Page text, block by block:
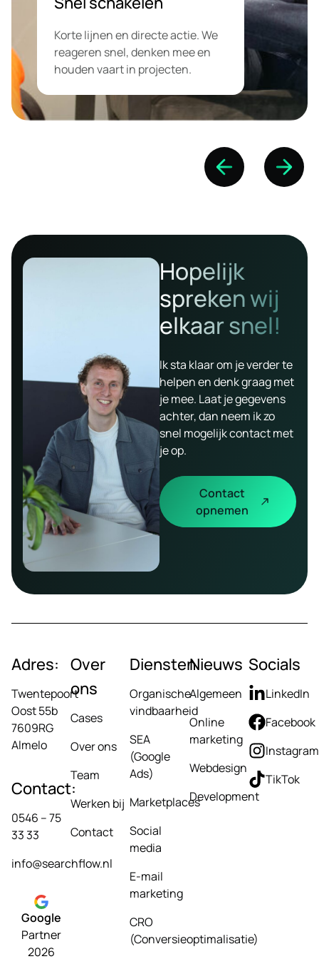
Korte lijnen en directe actie. We
reageren snel, denken mee en
houden vaart in projecten.
Hopelijk
spreken wij
elkaar snel!
Ik sta klaar om je verder te
helpen en denk graag met
je mee. Laat je gegevens
achter, dan neem ik zo
snel mogelijk contact met
je op.
Contact
opnemen
Adres:
Twentepoort
Oost 55b
7609RG
Almelo
Contact:
0546 – 75
33 33
info@searchflow.nl
Google
Partner
2026
Over
ons
Cases
Over ons
Team
Werken bij
Contact
Diensten
Organische
vindbaarheid
SEA
(Google
Ads)
Marketplaces
Social
media
E-mail
marketing
CRO
(Conversieoptimalisatie)
Nieuws
Algemeen
Online
marketing
Webdesign
Development
Socials
LinkedIn
Facebook
Instagram
TikTok